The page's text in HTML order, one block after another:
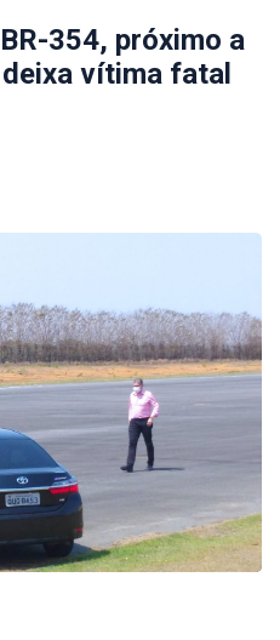
354, próximo a
vítima fatal